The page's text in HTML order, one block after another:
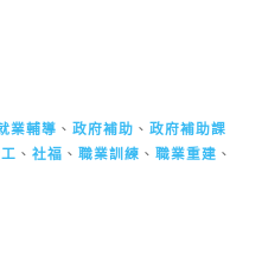
業輔導 、 政府補助 、 政府補助課
、 社福 、 職業訓練 、 職業重建 、